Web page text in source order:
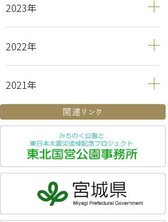
2023
2022
2021
関連リンク